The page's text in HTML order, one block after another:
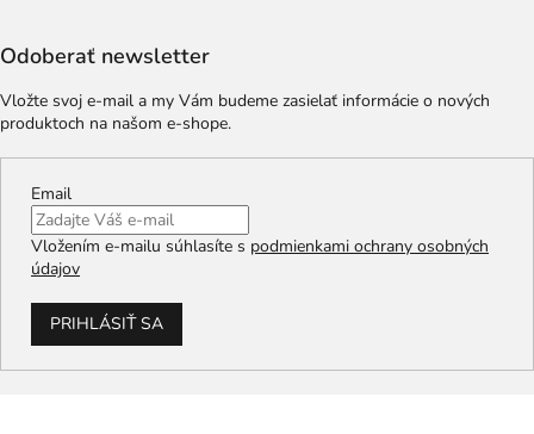
Odoberať newsletter
Vložte svoj e-mail a my Vám budeme zasielať informácie o nových
produktoch na našom e-shope.
Email
Vložením e-mailu súhlasíte s podmienkami ochrany osobných
údajov
PRIHLÁSIŤ SA